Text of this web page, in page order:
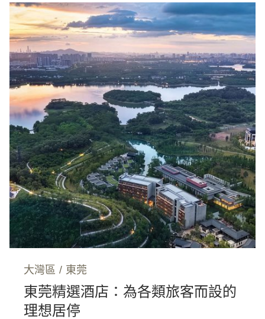
大灣區 / 東莞
東莞精選酒店：為各類旅客而設的
理想居停